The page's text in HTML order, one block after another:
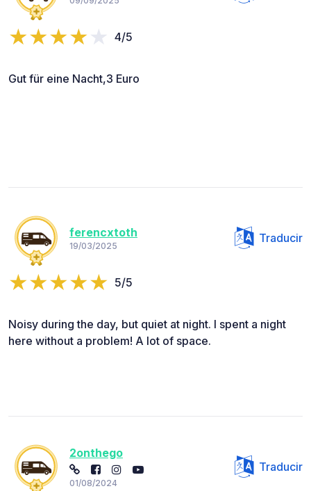
4/5
Gut für eine Nacht,3 Euro
ferencxtoth
19/03/2025
Traducir
5/5
Noisy during the day, but quiet at night. I spent a night
here without a problem! A lot of space.
2onthego
01/08/2024
Traducir